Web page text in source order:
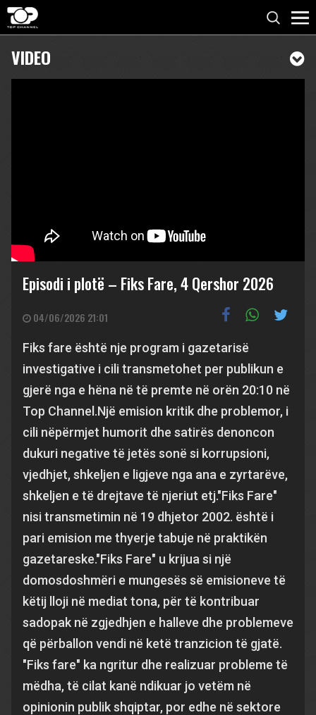
VIDEO
Episodi i plotë – Fiks Fare, 4 Qershor 2026
04/06/2026 21:01
Fiks fare është nje program i gazetarisë
investigative i cili transmetohet per publikun e
gjerë nga e hëna në të premte në orën 20:10 në
Top Channel.Një emision kritik dhe problemor, i
cili nëpërmjet humorit dhe satirës denoncon
dukuri negative të jetës sonë si korrupsioni,
vjedhjet, shkeljen e ligjeve nga ana e zyrtarëve,
shkeljen e të drejtave të njeriut etj."Fiks Fare"
nisi transmetimin në 19 dhjetor 2002. është i
pari emision me thyerje tabuje në praktikën
gazetareske."Fiks Fare" u krijua si një
domosdoshmëri e mungesës së emisioneve të
këtij lloji në mediat tona, për të kontribuar
sadopak në zgjedhjen e halleve dhe problemeve
që përballon vendi në ketë tranzicion të gjatë.
"Fiks fare" ka ngritur dhe realizuar probleme të
mëdha, të cilat kanë ndikuar jo vetëm në
opinionin publik shqiptar, por edhe në sektore